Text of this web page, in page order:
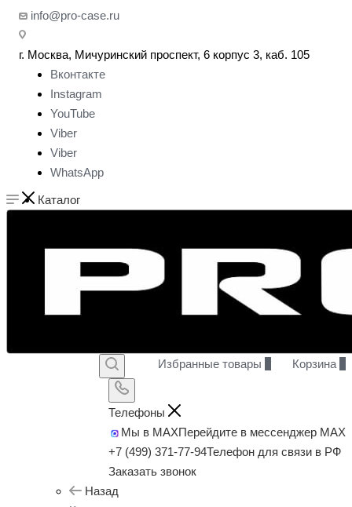
info@pro-case.ru
г. Москва, Мичуринский проспект, 6 корпус 3, каб. 105
Вконтакте
Instagram
YouTube
Viber
Viber
WhatsApp
Избранные товары Корзина
Телефоны
Мы в MAXПерейдите в мессенджер MAX
+7 (499) 371-77-94Телефон для связи в РФ
Заказать звонок
Каталог
Назад